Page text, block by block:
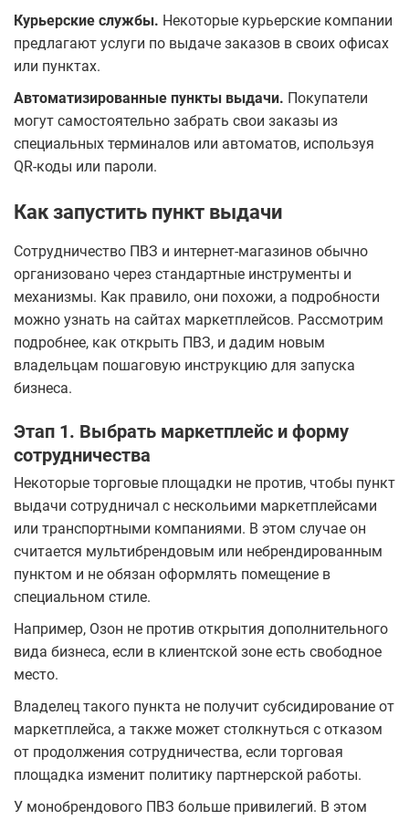
Курьерские службы. Некоторые курьерские компании
предлагают услуги по выдаче заказов в своих офисах
или пунктах.
Автоматизированные пункты выдачи. Покупатели
могут самостоятельно забрать свои заказы из
специальных терминалов или автоматов, используя
QR-коды или пароли.
Как запустить пункт выдачи
Сотрудничество ПВЗ и интернет-магазинов обычно
организовано через стандартные инструменты и
механизмы. Как правило, они похожи, а подробности
можно узнать на сайтах маркетплейсов. Рассмотрим
подробнее, как открыть ПВЗ, и дадим новым
владельцам пошаговую инструкцию для запуска
бизнеса.
Этап 1. Выбрать маркетплейс и форму
сотрудничества
Некоторые торговые площадки не против, чтобы пункт
выдачи сотрудничал с нескольими маркетплейсами
или транспортными компаниями. В этом случае он
считается мультибрендовым или небрендированным
пунктом и не обязан оформлять помещение в
специальном стиле.
Например, Озон не против открытия дополнительного
вида бизнеса, если в клиентской зоне есть свободное
место.
Владелец такого пункта не получит субсидирование от
маркетплейса, а также может столкнуться с отказом
от продолжения сотрудничества, если торговая
площадка изменит политику партнерской работы.
У монобрендового ПВЗ больше привилегий. В этом